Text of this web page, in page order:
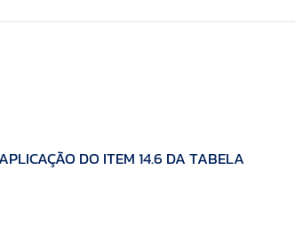
DO ITEM 14.6 DA TABELA